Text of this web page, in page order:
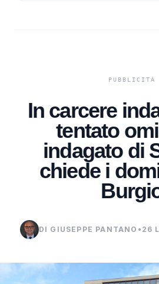
In carcere
tentato
indagato di
chiede i
DI GIUSEPPE PANTANO • 26